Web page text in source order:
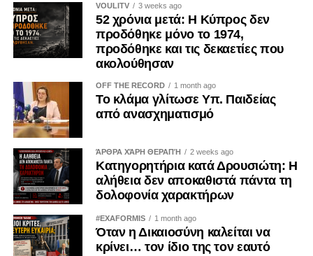
Μήνυμα ότι η αλήθεια δεν μπορεί να μένει εγκλωβισμένη
σε συμβολικές αναφορές.
Μήνυμα ότι τα εγκλήματα κατά της ανθρωπότητας δεν
Γιατί οι κοινωνίες που ξεχνούν, επαναλαμβάνουν.
Και οι κοινωνίες που φοβούνται να πουν την αλήθεια,
αφήνουν χώρο στους αρνητές της ιστορίας να
ξαναγράψουν το παρελθόν.
Σήμερα, λοιπόν, η 19η Μαΐου δεν είναι απλώς ημέρα
πένθους.
Είναι ημέρα ευθύνης.
VOULITV 3 weeks ago
52 χρόνια μετά: Η Κύπρος δεν
προδόθηκε μόνο το 1974,
προδόθηκε και τις δεκαετίες που
ακολούθησαν
OFF THE RECORD 1 month ago
Το κλάμα γλίτωσε Υπ. Παιδείας
από ανασχηματισμό
ΆΡΘΡΑ ΧΆΡΗ ΘΕΡΑΠΉ 2 weeks ago
Κατηγορητήρια κατά Δρουσιώτη: Η
αλήθεια δεν αποκαθιστά πάντα τη
δολοφονία χαρακτήρων
#EXAFORMIS 1 month ago
Όταν η Δικαιοσύνη καλείται να
κρίνει… τον ίδιο της τον εαυτό